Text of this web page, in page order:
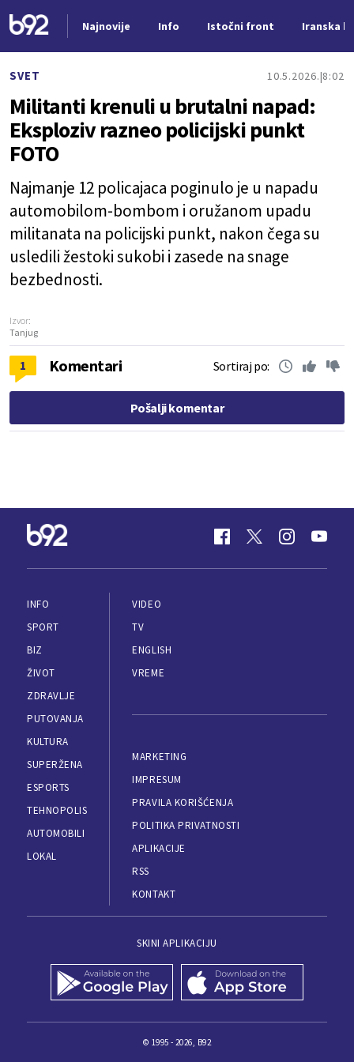
Najnovije Info Istočni front Iranska
SVET 10.5.2026. 8:02
Militanti krenuli u brutalni napad:
Eksploziv razneo policijski punkt
FOTO
Najmanje 12 policajaca poginulo je u napadu
automobilom-bombom i oružanom upadu
militanata na policijski punkt, nakon čega su
usledili žestoki sukobi i zasede na snage
bezbednosti.
Izvor:
Tanjug
1 Komentari Sortiraj po:
Pošalji komentar
INFO
SPORT
BIZ
ŽIVOT
ZDRAVLJE
PUTOVANJA
KULTURA
SUPERŽENA
ESPORTS
TEHNOPOLIS
AUTOMOBILI
LOKAL
VIDEO
TV
ENGLISH
VREME
MARKETING
IMPRESUM
PRAVILA KORIŠĆENJA
POLITIKA PRIVATNOSTI
APLIKACIJE
RSS
KONTAKT
SKINI APLIKACIJU
© 1995 - 2026, B92